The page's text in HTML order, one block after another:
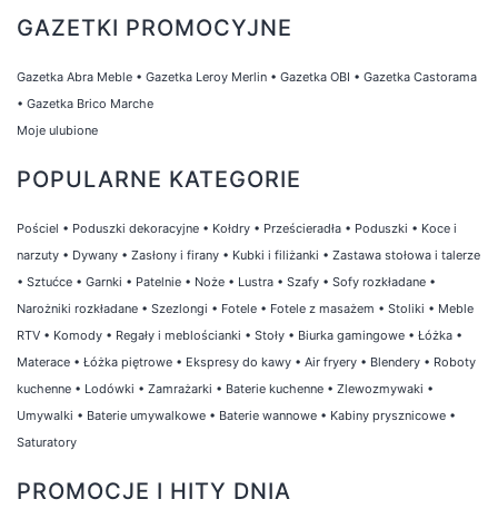
GAZETKI PROMOCYJNE
Gazetka Abra Meble • Gazetka Leroy Merlin • Gazetka OBI • Gazetka Castorama
• Gazetka Brico Marche
Moje ulubione
POPULARNE KATEGORIE
Pościel • Poduszki dekoracyjne • Kołdry • Prześcieradła • Poduszki • Koce i
narzuty • Dywany • Zasłony i firany • Kubki i filiżanki • Zastawa stołowa i talerze
• Sztućce • Garnki • Patelnie • Noże • Lustra • Szafy • Sofy rozkładane •
Narożniki rozkładane • Szezlongi • Fotele • Fotele z masażem • Stoliki • Meble
RTV • Komody • Regały i meblościanki • Stoły • Biurka gamingowe • Łóżka •
Materace • Łóżka piętrowe • Ekspresy do kawy • Air fryery • Blendery • Roboty
kuchenne • Lodówki • Zamrażarki • Baterie kuchenne • Zlewozmywaki •
Umywalki • Baterie umywalkowe • Baterie wannowe • Kabiny prysznicowe •
Saturatory
PROMOCJE I HITY DNIA